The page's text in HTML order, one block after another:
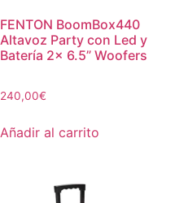
FENTON BoomBox440
Altavoz Party con Led y
Batería 2x 6.5” Woofers
240,00€
Añadir al carrito